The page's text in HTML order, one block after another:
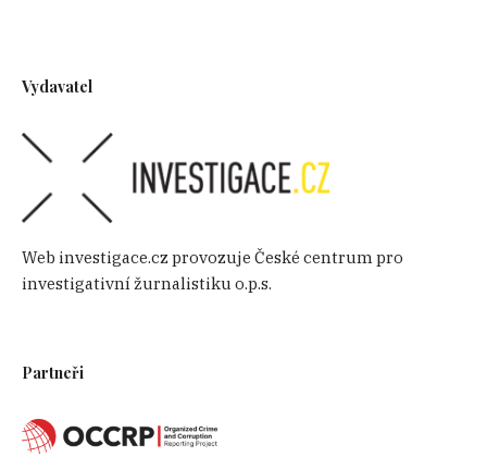
Vydavatel
Web investigace.cz provozuje České centrum pro
investigativní žurnalistiku o.p.s.
Partneři